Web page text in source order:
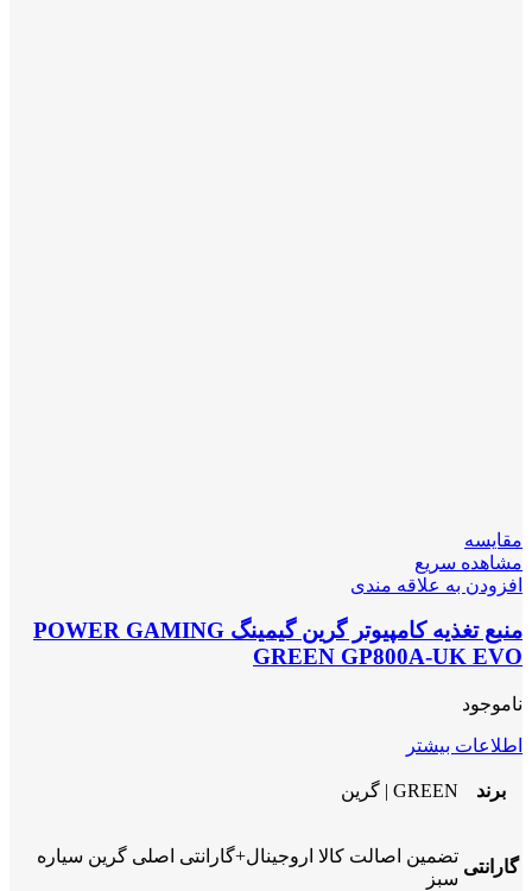
مقایسه
مشاهده سریع
افزودن به علاقه مندی
منبع تغذیه کامپیوتر گرین گیمینگ POWER GAMING
GREEN GP800A-UK EVO
ناموجود
اطلاعات بیشتر
برند GREEN | گرین
گارانتی
تضمین اصالت کالا اروجینال+گارانتی اصلی گرین سیاره
سبز